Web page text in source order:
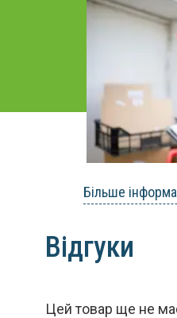
Більше
Відгуки
Цей товар ще не